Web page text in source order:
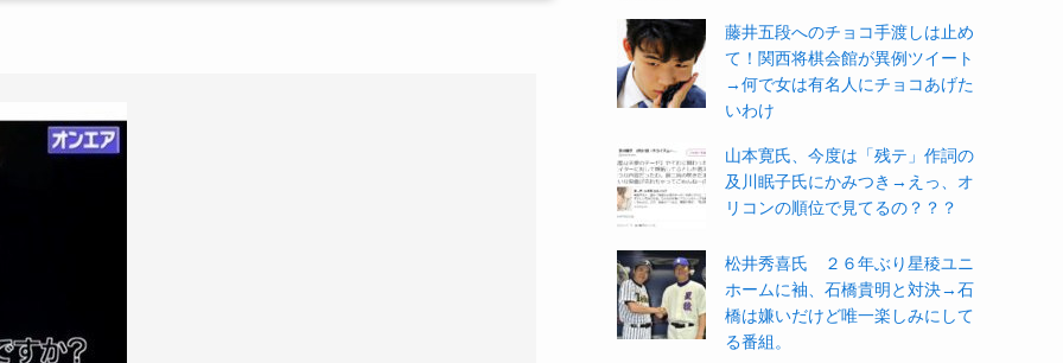
藤井五段へのチョコ手渡しは止め
て！関西将棋会館が異例ツイート
→何で女は有名人にチョコあげた
いわけ
山本寛氏、今度は「残テ」作詞の
及川眠子氏にかみつき→えっ、オ
リコンの順位で見てるの？？？
松井秀喜氏 ２６年ぶり星稜ユニ
ホームに袖、石橋貴明と対決→石
橋は嫌いだけど唯一楽しみにして
る番組。